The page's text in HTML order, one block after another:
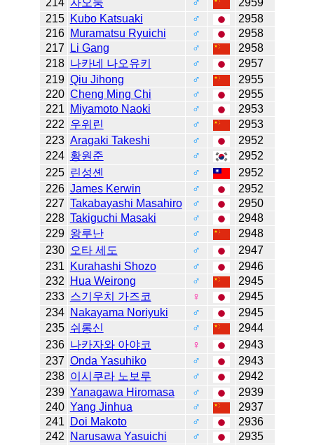
214 자오둥 ♂
2959
215 Kubo Katsuaki ♂
2958
216 Muramatsu Ryuichi ♂
2958
217
Li Gang ♂
2958
218 나카네 나오유키 ♂
2957
219 Qiu Jihong ♂
2955
220 Cheng Ming Chi ♂
2955
221
Miyamoto Naoki ♂
2953
222 우위린 ♂
2953
223 Aragaki Takeshi ♂
2952
224 황원준 ♂
2952
225 린성셴 ♂
2952
226 James Kerwin ♂
2952
227 Takabayashi Masahiro ♂
2950
228 Takiguchi Masaki ♂
2948
229 왕루난 ♂
2948
230 오타 세도 ♂
2947
231
Kurahashi Shozo ♂
2946
232
Hua Weirong ♂
2945
233 스기우치 가즈코 ♀
2945
234 Nakayama Noriyuki ♂
2945
235 쉬롱신 ♂
2944
236 나카자와 아야코 ♀
2943
237 Onda Yasuhiko ♂
2943
238 이시쿠라 노보루 ♂
2942
239 Yanagawa Hiromasa ♂
2939
240 Yang Jinhua ♂
2937
241
Doi Makoto ♂
2936
242
Narusawa Yasuichi ♂ 2935